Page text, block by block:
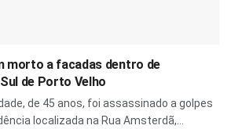
morto a facadas dentro de
de Porto Velho
de 45 anos, foi assassinado a golpes
localizada na Rua Amsterdã,...